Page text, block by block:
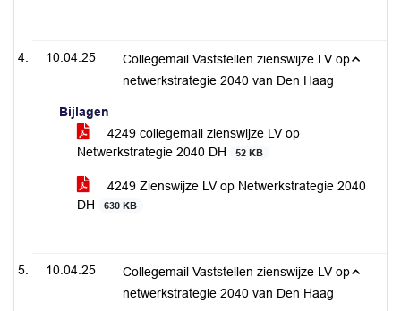
10.04.25
Collegemail Vaststellen zienswijze LV op
netwerkstrategie 2040 van Den Haag
Bijlagen
4249 collegemail zienswijze LV op
Netwerkstrategie 2040 DH
52 KB
4249 Zienswijze LV op Netwerkstrategie 2040
DH
630 KB
10.04.25
Collegemail Vaststellen zienswijze LV op
netwerkstrategie 2040 van Den Haag